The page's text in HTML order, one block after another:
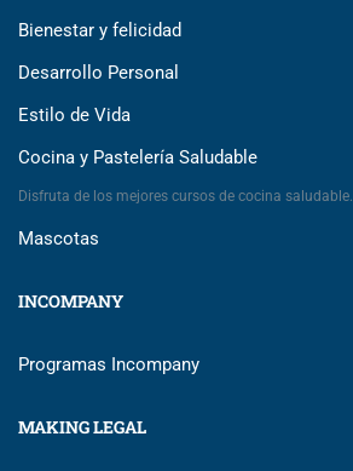
Bienestar y felicidad
Desarrollo Personal
Estilo de Vida
Cocina y Pastelería Saludable
Disfruta de los mejores cursos de cocina saludable.
Mascotas
INCOMPANY
Programas Incompany
MAKING LEGAL